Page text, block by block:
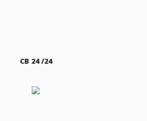
CB 24 /24